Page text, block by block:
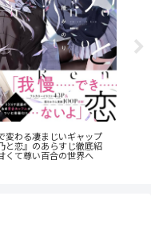
変わる凄まじいギャップ
と恋』のあらすじ徹底紹
くて尊い百合の世界へ